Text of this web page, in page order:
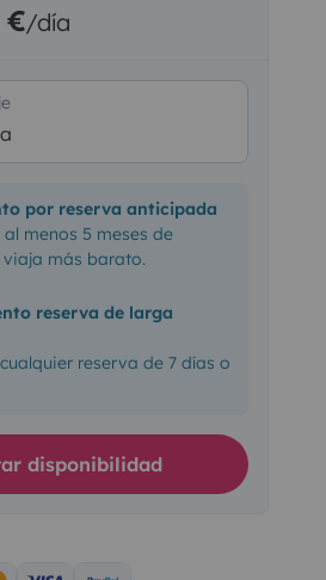
€/día
por reserva anticipada
menos 5 meses de
más barato.
reserva de larga
reserva de 7 días o
disponibilidad